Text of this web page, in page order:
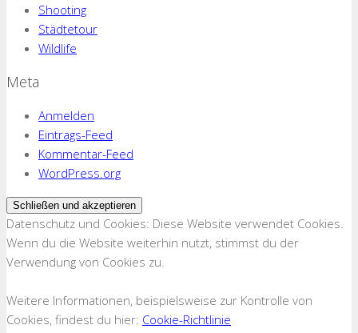
Shooting
Städtetour
Wildlife
Meta
Anmelden
Eintrags-Feed
Kommentar-Feed
WordPress.org
Datenschutz und Cookies: Diese Website verwendet Cookies.
Wenn du die Website weiterhin nutzt, stimmst du der
Verwendung von Cookies zu.
Weitere Informationen, beispielsweise zur Kontrolle von
Cookies, findest du hier: Cookie-Richtlinie